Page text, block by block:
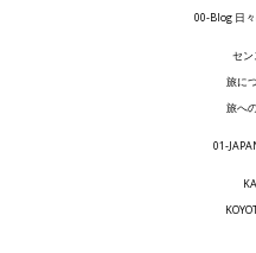
00-Blog 日
セン
旅に
旅へ
01-